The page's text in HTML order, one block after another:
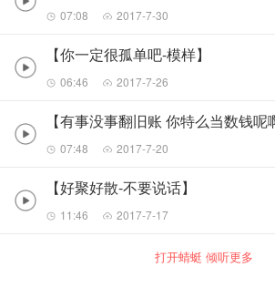
07:08 2017-7-30
【你一定很孤单吧-模样】
06:46 2017-7-26
07:48 2017-7-20
【好聚好散-不要说话】
11:46 2017-7-17
打开蜻蜓 倾听更多